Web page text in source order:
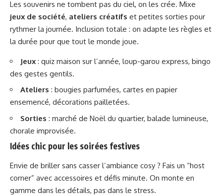
Les souvenirs ne tombent pas du ciel, on les crée. Mixe
jeux de société, ateliers créatifs et petites sorties pour
rythmer la journée. Inclusion totale : on adapte les règles et
la durée pour que tout le monde joue.
Jeux : quiz maison sur l’année, loup-garou express, bingo
des gestes gentils.
Ateliers : bougies parfumées, cartes en papier
ensemencé, décorations pailletées.
Sorties : marché de Noël du quartier, balade lumineuse,
chorale improvisée.
Idées chic pour les soirées festives
Envie de briller sans casser l’ambiance cosy ? Fais un “host
corner” avec accessoires et défis minute. On monte en
gamme dans les détails, pas dans le stress.